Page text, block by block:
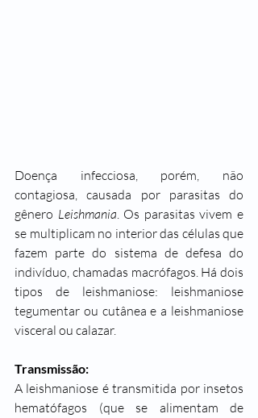
Doença infecciosa, porém, não
contagiosa, causada por parasitas do
gênero Leishmania. Os parasitas vivem e
se multiplicam no interior das células que
fazem parte do sistema de defesa do
indivíduo, chamadas macrófagos. Há dois
tipos de leishmaniose: leishmaniose
tegumentar ou cutânea e a leishmaniose
visceral ou calazar.
Transmissão:
A leishmaniose é transmitida por insetos
hematófagos (que se alimentam de